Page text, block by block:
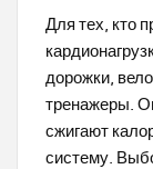
Для тех, кто
дорожки,
тренажеры.
сжигают
систему.